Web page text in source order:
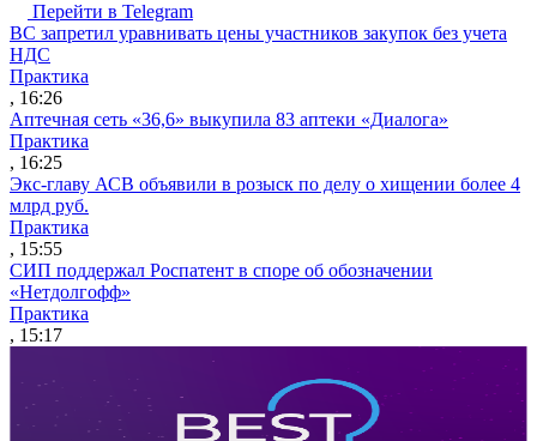
Перейти в Telegram
ВС запретил уравнивать цены участников закупок без учета
НДС
Практика
, 16:26
Аптечная сеть «36,6» выкупила 83 аптеки «Диалога»
Практика
, 16:25
Экс-главу АСВ объявили в розыск по делу о хищении более 4
млрд руб.
Практика
, 15:55
СИП поддержал Роспатент в споре об обозначении
«Нетдолгофф»
Практика
, 15:17